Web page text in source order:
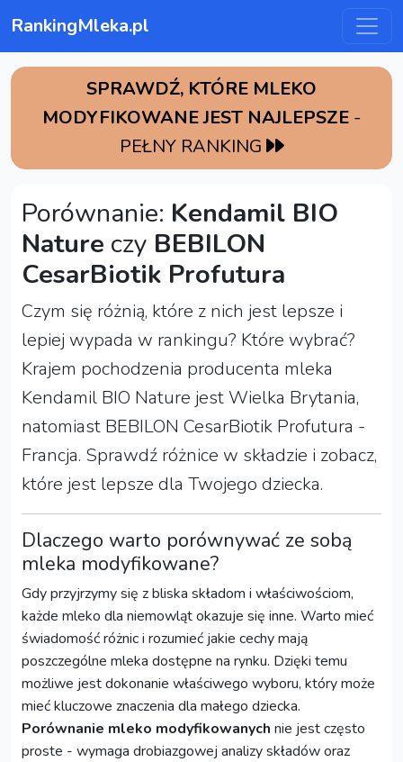
RankingMleka.pl
SPRAWDŹ, KTÓRE MLEKO
MODYFIKOWANE JEST NAJLEPSZE -
PEŁNY RANKING
Porównanie: Kendamil BIO
Nature czy BEBILON
CesarBiotik Profutura
Czym się różnią, które z nich jest lepsze i
lepiej wypada w rankingu? Które wybrać?
Krajem pochodzenia producenta mleka
Kendamil BIO Nature jest Wielka Brytania,
natomiast BEBILON CesarBiotik Profutura -
Francja. Sprawdź różnice w składzie i zobacz,
które jest lepsze dla Twojego dziecka.
Dlaczego warto porównywać ze sobą
mleka modyfikowane?
Gdy przyjrzymy się z bliska składom i właściwościom,
każde mleko dla niemowląt okazuje się inne. Warto mieć
świadomość różnic i rozumieć jakie cechy mają
poszczególne mleka dostępne na rynku. Dzięki temu
możliwe jest dokonanie właściwego wyboru, który może
mieć kluczowe znaczenia dla małego dziecka.
Porównanie mleko modyfikowanych nie jest często
proste - wymaga drobiazgowej analizy składów oraz